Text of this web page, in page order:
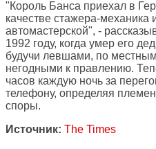
"Король Банса приехал в
качестве стажера-механика
автомастерской", -
1992 году, когда умер его
будучи левшами, по
негодными к правлению.
часов каждую ночь за
телефону, определяя
споры.
Источник: The Times